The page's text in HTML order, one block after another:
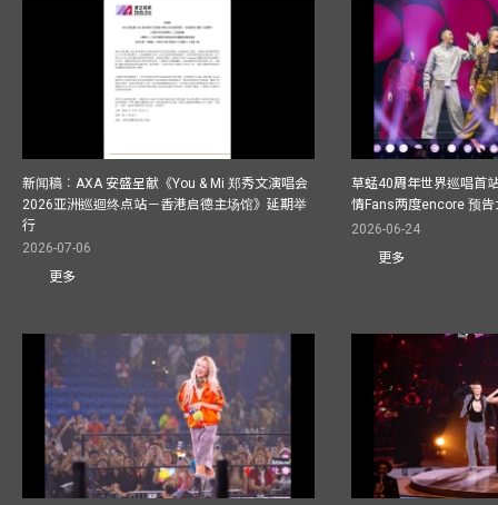
新闻稿︰AXA 安盛呈献《You & Mi 郑秀文演唱会
2026亚洲巡迴终点站－香港启德主场馆》延期举
行
2026-07-06
更多
草蜢40周年世界巡唱首
情Fans两度encore 预
2026-06-24
更多